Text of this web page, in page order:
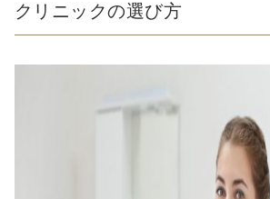
クリニックの選び方